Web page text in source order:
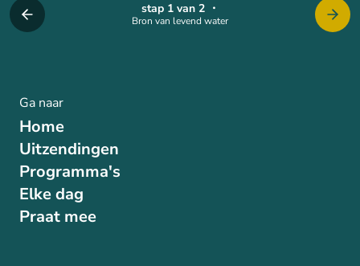
Bron van levend water
stap 1 van 2・
Ga naar
Home
Uitzendingen
Programma's
Elke dag
Praat mee